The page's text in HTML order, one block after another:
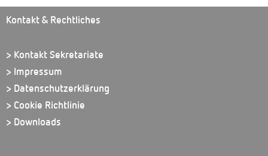
Kontakt & Rechtliches
> Kontakt Sekretariate
> Impressum
> Datenschutzerklärung
> Cookie Richtlinie
> Downloads